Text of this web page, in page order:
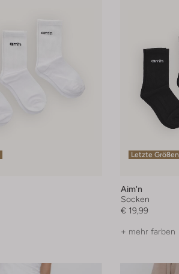
Letzte Größen
Aim'n
Socken
€ 19,99
+ mehr farben